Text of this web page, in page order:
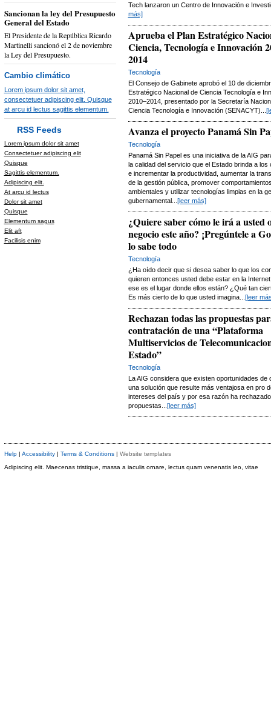
Sancionan la ley del Presupuesto
General del Estado
El Presidente de la República Ricardo
Martinelli sancionó el 2 de noviembre
la Ley del Presupuesto.
Cambio climático
Lorem ipsum dolor sit amet,
consectetuer adipiscing elit. Quisque
at arcu id lectus sagittis elementum.
RSS Feeds
Lorem ipsum dolor sit amet
Consectetuer adipiscing elit
Quisque
Sagittis elementum.
Adipiscing elit.
At arcu id lectus
Dolor sit amet
Quisque
Elementum sagus
Elit aft
Facilisis enim
Tech lanzaron un Centro de Innovación e
más]
Aprueba el Plan Estratégico
Ciencia, Tecnología e Innovación
2014
Tecnología
El Consejo de Gabinete aprobó el 10 de
Estratégico Nacional de Ciencia Tecnología e
2010–2014, presentado por la Secretaría
Ciencia Tecnología e Innovación (SENACYT)...
Avanza el proyecto Panamá Sin
Tecnología
Panamá Sin Papel es una iniciativa de la AIG
la calidad del servicio que el Estado brinda a los
e incrementar la productividad, aumentar la
de la gestión pública, promover
ambientales y utilizar tecnologías limpias en la
gubernamental... [leer más]
¿Quiere saber cómo le irá a usted
negocio este año? ¡Pregúntele a
lo sabe todo
Tecnología
¿Ha oído decir que si desea saber lo que los
quieren entonces usted debe estar en la
ese es el lugar donde ellos están? ¿Qué tan
Es más cierto de lo que usted imagina... [leer
Rechazan todas las propuestas
contratación de una “Plataforma
Multiservicios de
Estado”
Tecnología
La AIG considera que existen oportunidades de
una solución que resulte más ventajosa en pro
intereses del país y por esa razón ha
propuestas... [leer más]
Help| Accessibility| Terms & Conditions| Website templates
Adipiscing elit. Maecenas tristique, massa a iaculis ornare, lectus quam venenatis leo, vitae